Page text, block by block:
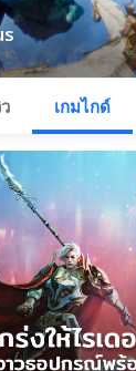
เกมไกด์